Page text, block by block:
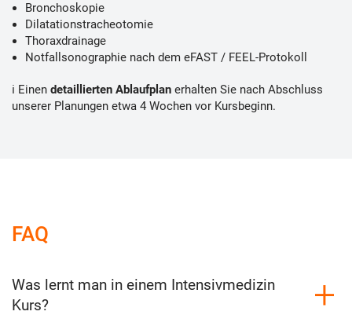
Bronchoskopie
Dilatationstracheotomie
Thoraxdrainage
Notfallsonographie nach dem eFAST / FEEL-Protokoll
ℹ️ Einen detaillierten Ablaufplan erhalten Sie nach Abschluss
unserer Planungen etwa 4 Wochen vor Kursbeginn.
FAQ
Was lernt man in einem Intensivmedizin
Kurs?